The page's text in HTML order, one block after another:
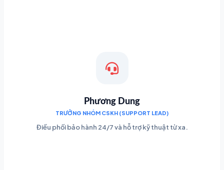
Phương Dung
TRƯỞNG NHÓM CSKH (SUPPORT LEAD)
Điều phối bảo hành 24/7 và hỗ trợ kỹ thuật từ xa.